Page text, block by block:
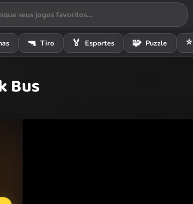
🔫 Tiro 🏅 Esportes 🧩 Puzzle ⭐
Bus